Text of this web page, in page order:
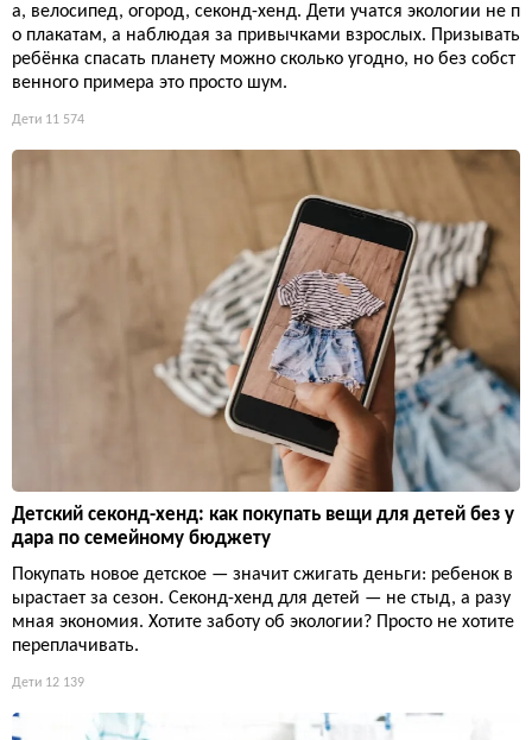
а, велосипед, огород, секонд-хенд. Дети учатся экологии не п
о плакатам, а наблюдая за привычками взрослых. Призывать
ребёнка спасать планету можно сколько угодно, но без собст
венного примера это просто шум.
Дети 11 574
Детский секонд-хенд: как покупать вещи для детей без у
дара по семейному бюджету
Покупать новое детское — значит сжигать деньги: ребенок в
ырастает за сезон. Секонд-хенд для детей — не стыд, а разу
мная экономия. Хотите заботу об экологии? Просто не хотите
переплачивать.
Дети 12 139